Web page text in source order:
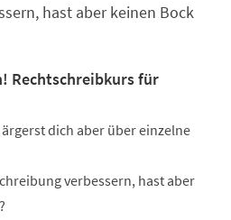
hast aber keinen Bock
Rechtschreibkurs für
dich aber über einzelne
verbessern, hast aber